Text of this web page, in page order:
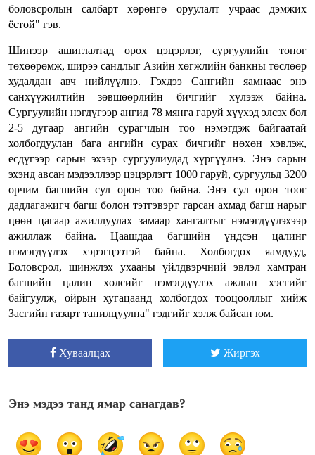
боловсролын салбарт хөрөнгө оруулалт учраас дэмжих
ёстой" гэв.
Шинээр ашиглалтад орох цэцэрлэг, сургуулийн тоног
төхөөрөмж, ширээ сандлыг Азийн хөгжлийн банкны төслөөр
худалдан авч нийлүүлнэ. Гэхдээ Сангийн яамнаас энэ
санхүүжилтийн зөвшөөрлийн бичгийг хүлээж байна.
Сургуулийн нэгдүгээр ангид 78 мянга гаруй хүүхэд элсэх бол
2-5 дугаар ангийн сурагчдын тоо нэмэгдэж байгаатай
холбогдуулан бага ангийн сурах бичгийг нөхөн хэвлэж,
есдүгээр сарын эхээр сургуулиудад хүргүүлнэ. Энэ сарын
эхэнд авсан мэдээллээр цэцэрлэгт 1000 гаруй, сургуульд 3200
орчим багшийн сул орон тоо байна. Энэ сул орон тоог
дадлагажигч багш болон тэтгэвэрт гарсан ахмад багш нарыг
цөөн цагаар ажиллуулах замаар хангалтыг нэмэгдүүлэхээр
ажиллаж байна. Цаашдаа багшийн үндсэн цалинг
нэмэгдүүлэх хэрэгцээтэй байна. Холбогдох яамдууд,
Боловсрол, шинжлэх ухааны үйлдвэрчний эвлэл хамтран
багшийн цалин хөлсийг нэмэгдүүлэх ажлын хэсгийг
байгуулж, ойрын хугацаанд холбогдох тооцооллыг хийж
Засгийн газарт танилцуулна" гэдгийг хэлж байсан юм.
Хуваалцах Жиргэх
Энэ мэдээ танд ямар санагдав?